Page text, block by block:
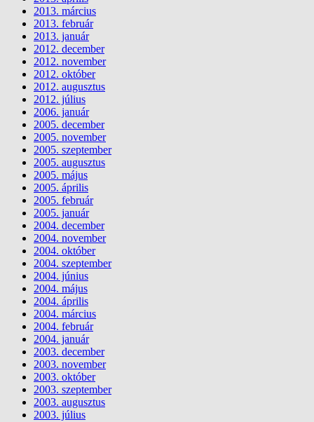
2013. március
2013. február
2013. január
2012. december
2012. november
2012. október
2012. augusztus
2012. július
2006. január
2005. december
2005. november
2005. szeptember
2005. augusztus
2005. május
2005. április
2005. február
2005. január
2004. december
2004. november
2004. október
2004. szeptember
2004. június
2004. május
2004. április
2004. március
2004. február
2004. január
2003. december
2003. november
2003. október
2003. szeptember
2003. augusztus
2003. július